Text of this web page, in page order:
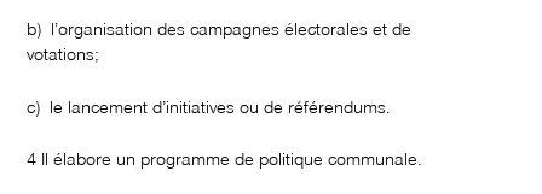
b) l’organisation des campagnes électorales et de
votations;
c) le lancement d’initiatives ou de référendums.
4 Il élabore un programme de politique communale.